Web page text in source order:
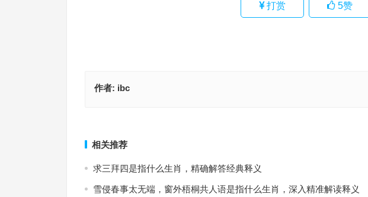
打赏 5赞
作者: ibc
相关推荐
求三拜四是指什么生肖，精确解答经典释义
雪侵春事太无端，窗外梧桐共人语是指什么生肖，深入精准解读释义